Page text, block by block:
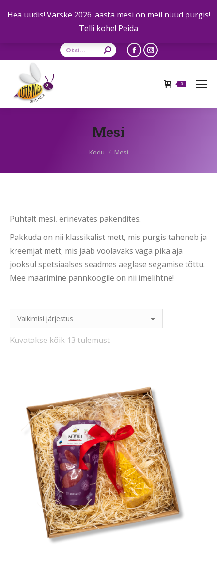
Hea uudis! Värske 2026. aasta mesi on meil nüüd purgis!
Telli kohe! Peida
Otsing:
Facebook
avaneb
aknas
Instagram
avaneb
aknas
0
Mesi
Sa oled siin:
Kodu Mesi
Puhtalt mesi, erinevates pakendites.
Pakkuda on nii klassikalist mett, mis purgis taheneb ja
kreemjat mett, mis jääb voolavaks väga pika aja
jooksul spetsiaalses seadmes aeglase segamise tõttu.
Mee määrimine pannkoogile on nii imelihtne!
Kuvatakse kõik 13 tulemust